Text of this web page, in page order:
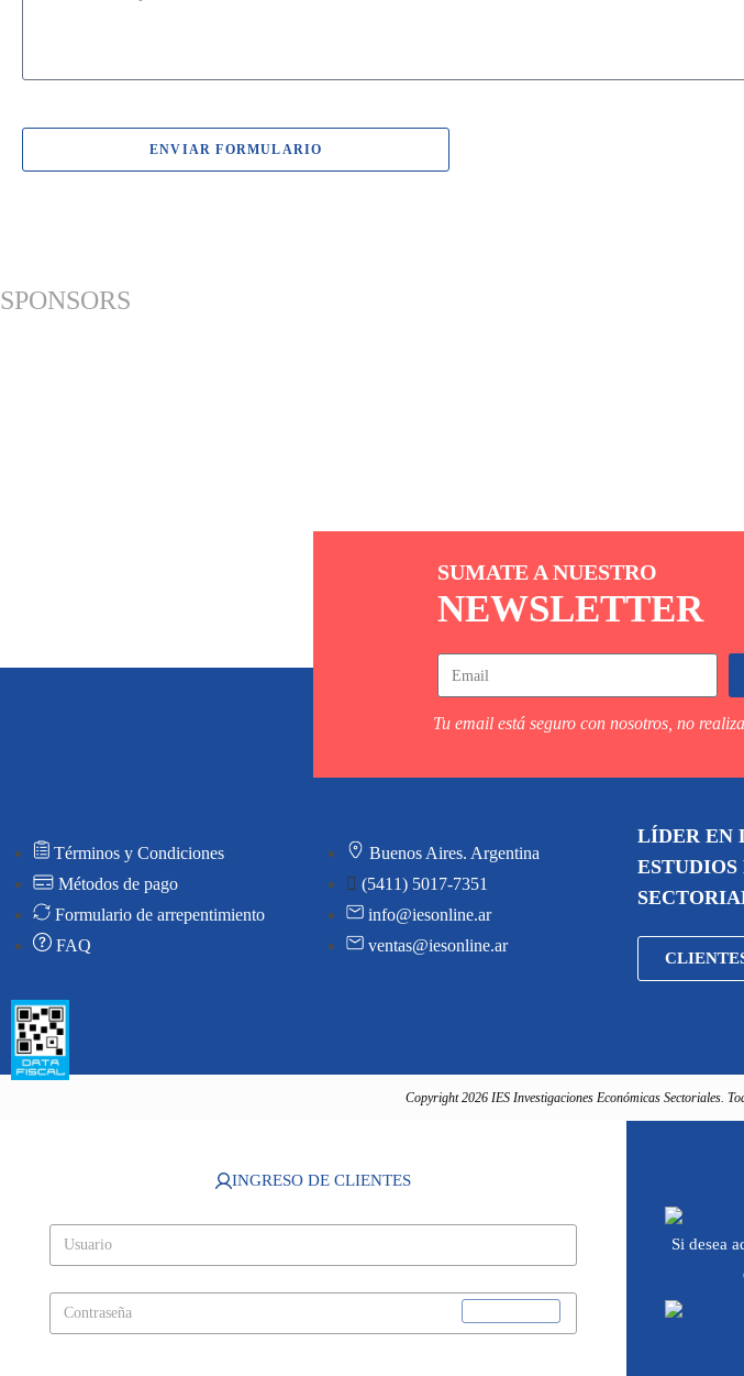
ENVIAR FORMULARIO
SPONSORS
SUMATE A NUESTRO
NEWSLETTER
Tu email está seguro con nosotros, no
Términos y Condiciones
Métodos de pago
Formulario de arrepentimiento
FAQ
Buenos Aires. Argentina
(5411) 5017-7351
info@iesonline.ar
ventas@iesonline.ar
LÍDER EN
Copyright 2026 IES Investigaciones Económicas Sectoriales.
INGRESO DE CLIENTES
Si desea